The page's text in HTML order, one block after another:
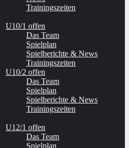
Trainingszeiten
U10/1 offen
Das Team
Spielplan
Spielberichte & News
Trainingszeiten
U10/2 offen
Das Team
Spielplan
Spielberichte & News
Trainingszeiten
U12/1 offen
Das Team
Spielplan